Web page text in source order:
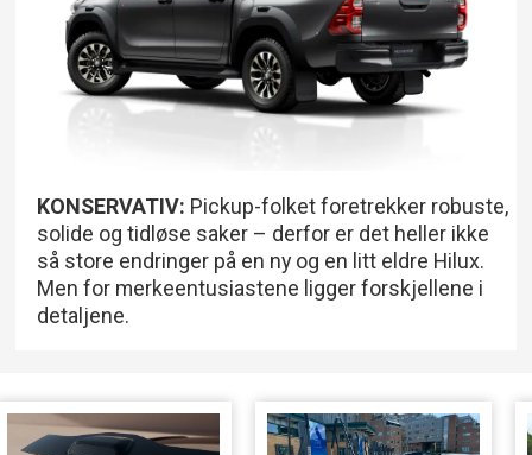
KONSERVATIV: Pickup-folket foretrekker robuste,
solide og tidløse saker – derfor er det heller ikke
så store endringer på en ny og en litt eldre Hilux.
Men for merkeentusiastene ligger forskjellene i
detaljene.